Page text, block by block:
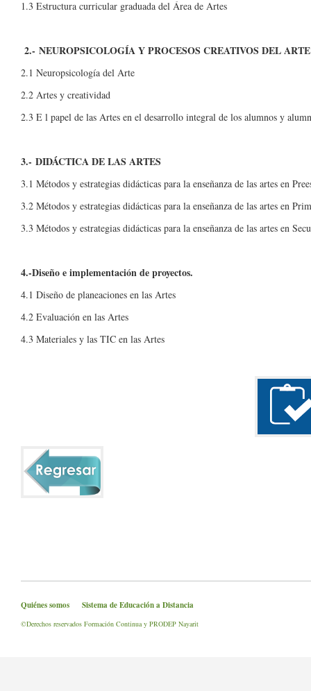
1.3 Estructura curricular graduada del Área de Artes
2.- NEUROPSICOLOGÍA Y PROCESOS CREATIVOS DEL ARTE
2.1 Neuropsicología del Arte
2.2 Artes y creatividad
2.3 E l papel de las Artes en el desarrollo integral de los alumnos y
3.- DIDÁCTICA DE LAS ARTES
3.1 Métodos y estrategias didácticas para la enseñanza de las artes en
3.2 Métodos y estrategias didácticas para la enseñanza de las artes en
3.3 Métodos y estrategias didácticas para la enseñanza de las artes en
4.-Diseño e implementación de proyectos.
4.1 Diseño de planeaciones en las Artes
4.2 Evaluación en las Artes
4.3 Materiales y las TIC en las Artes
Quiénes somos Sistema de Educación a Distancia
©Derechos reservados Formación Continua y PRODEP Nayarit